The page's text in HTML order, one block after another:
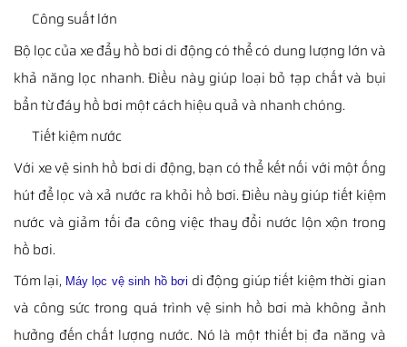
Công suất lớn
Bộ lọc của xe đẩy hồ bơi di động có thể có dung lượng lớn và
khả năng lọc nhanh. Điều này giúp loại bỏ tạp chất và bụi
bẩn từ đáy hồ bơi một cách hiệu quả và nhanh chóng.
Tiết kiệm nước
Với xe vệ sinh hồ bơi di động, bạn có thể kết nối với một ống
hút để lọc và xả nước ra khỏi hồ bơi. Điều này giúp tiết kiệm
nước và giảm tối đa công việc thay đổi nước lộn xộn trong
hồ bơi.
Tóm lại, Máy lọc vệ sinh hồ bơi di động giúp tiết kiệm thời gian
và công sức trong quá trình vệ sinh hồ bơi mà không ảnh
hưởng đến chất lượng nước. Nó là một thiết bị đa năng và